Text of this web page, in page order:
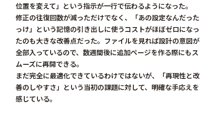
位置を変えて」という指示が一行で伝わるようになった。
修正の往復回数が減っただけでなく、「あの設定なんだった
っけ」という記憶の引き出しに使うコストがほぼゼロになっ
たのも大きな改善点だった。ファイルを見れば設計の意図が
全部入っているので、数週間後に追加ページを作る際にもス
ムーズに再開できる。
まだ完全に最適化できているわけではないが、「再現性と改
善のしやすさ 」という当初の課題に対して、明確な手応えを
感じている。